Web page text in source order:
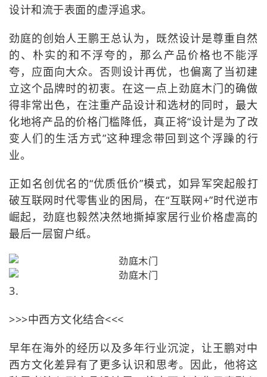
设计和流于表面的虚浮追求。
劲庭的创始人王鹏王总认为，既然设计是尊重自然
的、朴实的和不浮夸的，那么产品价格也不能浮
夸，应面向大众。否则设计再优，也偏离了当初建
立这个品牌时的初衷。在这一点上劲庭木门的确做
得非常出色，在注重产品设计和选材的同时，最大
化地将产品的价格门槛降低，真正将“设计是为了改
变人们的生活方式”这种理念带回到这个浮躁的行
业。
正如名创优名的“优质低价”模式，如异军突起般打
破互联网时代零售业的困局，在“互联网+”时代逆市
崛起，劲庭也毅然决然地撕掉家居行业价格虚高的
最后一层窗户纸。
3.
>>>中西方文化结合<<<
早年在海外的经历以及多年行业沉淀，让王鹏对中
西方文化差异有了更多认识和思考。因此，他将这